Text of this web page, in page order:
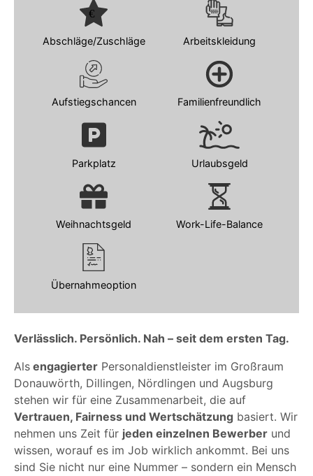
Verlässlich. Persönlich. Nah – seit dem ersten Tag.
Als engagierter Personaldienstleister im Großraum
Donauwörth, Dillingen, Nördlingen und Augsburg
stehen wir für eine Zusammenarbeit, die auf
Vertrauen, Fairness und Wertschätzung basiert. Wir
nehmen uns Zeit für jeden einzelnen Bewerber und
wissen, worauf es im Job wirklich ankommt. Bei uns
sind Sie nicht nur eine Nummer – sondern ein Mensch
Abschläge/Zuschläge Arbeitskleidung
Aufstiegschancen Familienfreundlich
Parkplatz Urlaubsgeld
Weihnachtsgeld Work-Life-Balance
Übernahmeoption